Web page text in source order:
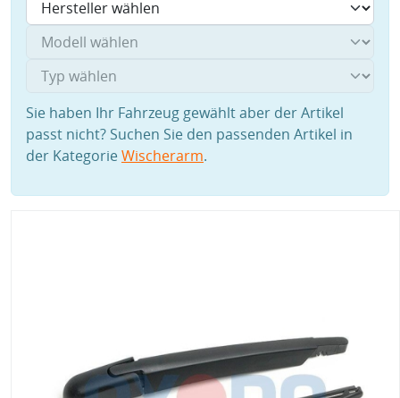
Sie haben Ihr Fahrzeug gewählt aber der Artikel
passt nicht? Suchen Sie den passenden Artikel in
der KategorieWischerarm.